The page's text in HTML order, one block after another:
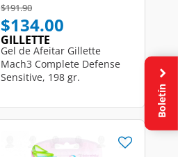
Price reduced from
$191.90to
$134.00
GILLETTE
Gel de Afeitar Gillette
Mach3 Complete Defense
Sensitive, 198 gr.
Boletín